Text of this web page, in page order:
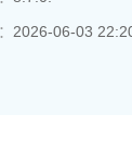
2026-06-03